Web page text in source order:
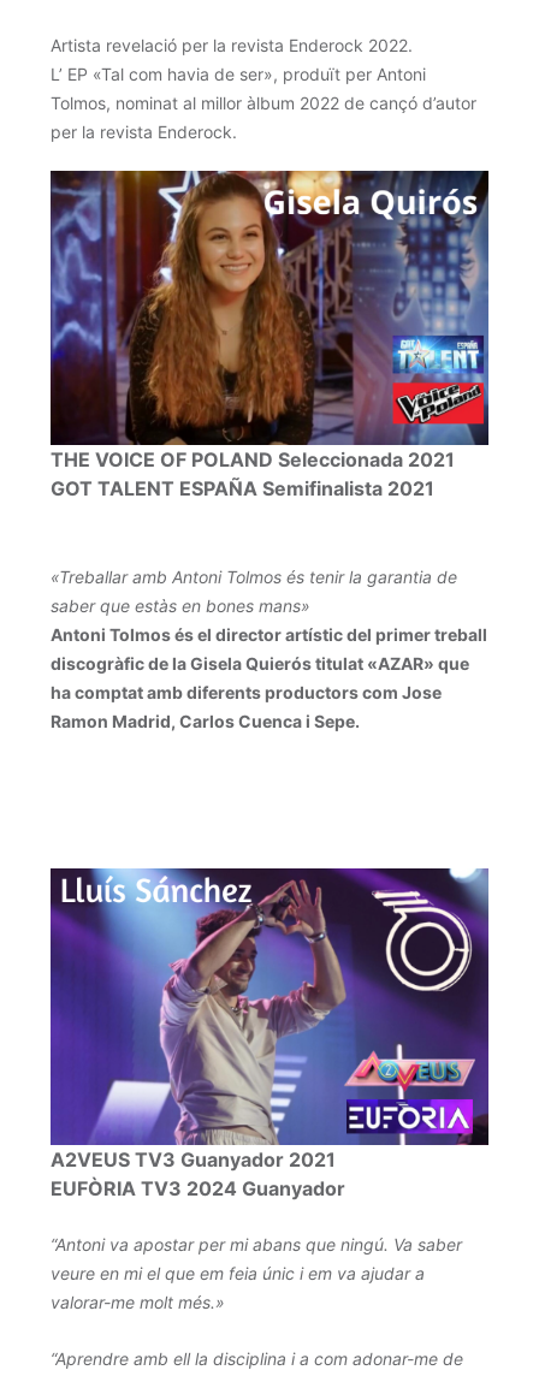
Artista revelació per la revista Enderock 2022.
L’ EP «Tal com havia de ser», produït per Antoni
Tolmos, nominat al millor àlbum 2022 de cançó d’autor
per la revista Enderock.
THE VOICE OF POLAND Seleccionada 2021
GOT TALENT ESPAÑA Semifinalista 2021
«Treballar amb Antoni Tolmos és tenir la garantia de
saber que estàs en bones mans»
Antoni Tolmos és el director artístic del primer treball
discogràfic de la Gisela Quierós titulat «AZAR» que
ha comptat amb diferents productors com Jose
Ramon Madrid, Carlos Cuenca i Sepe.
A2VEUS TV3 Guanyador 2021
EUFÒRIA TV3 2024 Guanyador
“Antoni va apostar per mi abans que ningú. Va saber
veure en mi el que em feia únic i em va ajudar a
valorar-me molt més.»
“Aprendre amb ell la disciplina i a com adonar-me de